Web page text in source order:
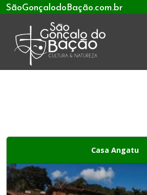
SãoGonçalodoBação.com.br
Casa Angatu